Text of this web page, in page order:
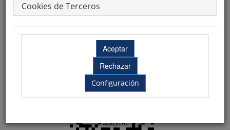
Cookies de Terceros
Configuración
¡Hazte Socio ACALEFYC!